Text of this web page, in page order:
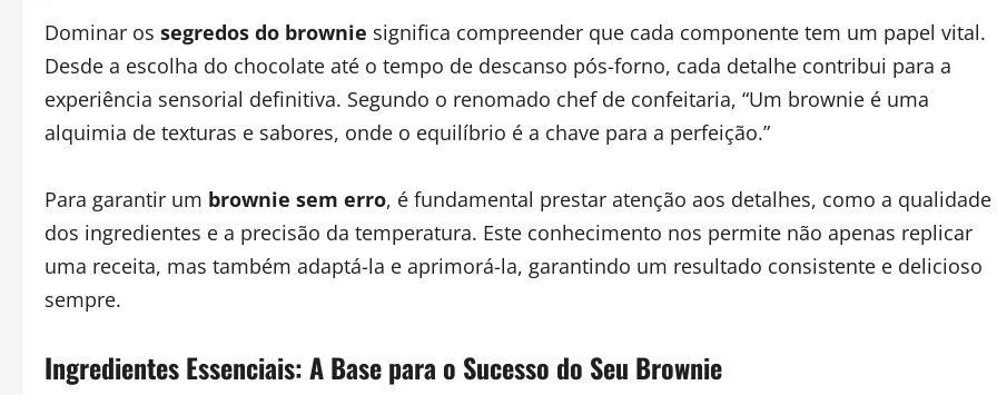
Dominar os segredos do brownie significa compreender que cada componente tem um papel vital.
Desde a escolha do chocolate até o tempo de descanso pós-forno, cada detalhe contribui para a
experiência sensorial definitiva. Segundo o renomado chef de confeitaria, “Um brownie é uma
alquimia de texturas e sabores, onde o equilíbrio é a chave para a perfeição.”
Para garantir um brownie sem erro, é fundamental prestar atenção aos detalhes, como a qualidade
dos ingredientes e a precisão da temperatura. Este conhecimento nos permite não apenas replicar
uma receita, mas também adaptá-la e aprimorá-la, garantindo um resultado consistente e delicioso
sempre.
Ingredientes Essenciais: A Base para o Sucesso do Seu Brownie